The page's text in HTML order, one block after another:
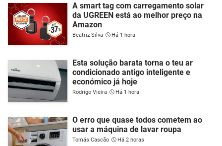
A smart tag com carregamento solar
da UGREEN está ao melhor preço na
Amazon
Beatriz Silva Há 1 hora
Esta solução barata torna o teu ar
condicionado antigo inteligente e
económico já hoje
Rodrigo Vieira Há 1 hora
O erro que quase todos cometem ao
usar a máquina de lavar roupa
Tomás Cascão Há 2 horas